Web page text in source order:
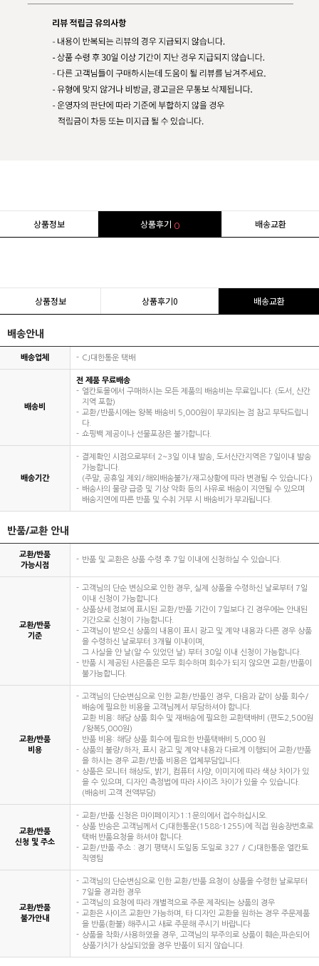
상품정보 상품후기 0 배송교환
상품정보 상품후기0 배송교환
배송안내
배송업체 CJ대한통운 택배
배송비
전 제품 무료배송
엘칸토몰에서 구매하시는 모든 제품의 배송비는 무료입니다. (도서, 산간
지역 포함)
교환/반품시에는 왕복 배송비 5,000원이 부과되는 점 참고 부탁드립니
다.
쇼핑백 제공이나 선물포장은 불가합니다.
배송기간
결제확인 시점으로부터 2~3일 이내 발송, 도서산간지역은 7일이내 발송
가능합니다.
(주말, 공휴일 제외/해외배송불가/재고상황에 따라 변경될 수 있습니다.)
배송사의 물량 급증 및 기상 악화 등의 사유로 배송이 지연될 수 있으며
배송지연에 따른 반품 및 수취 거부 시 배송비가 부과됩니다.
반품/교환 안내
교환/반품
가능시점
반품 및 교환은 상품 수령 후 7일 이내에 신청하실 수 있습니다.
교환/반품
기준
고객님의 단순 변심으로 인한 경우, 실제 상품을 수령하신 날로부터 7일
이내 신청이 가능합니다.
상품상세 정보에 표시된 교환/반품 기간이 7일보다 긴 경우에는 안내된
기간으로 신청이 가능합니다.
고객님이 받으신 상품의 내용이 표시 광고 및 계약 내용과 다른 경우 상품
을 수령하신 날로부터 3개월 이내이며,
그 사실을 안 날(알 수 있었던 날) 부터 30일 이내 신청이 가능합니다.
반품 시 제공된 사은품은 모두 회수하며 회수가 되지 않으면 교환/반품이
불가능합니다.
교환/반품
비용
고객님의 단순변심으로 인한 교환/반품인 경우, 다음과 같이 상품 회수/
배송에 필요한 비용을 고객님께서 부담하셔야 합니다.
교환 비용: 해당 상품 회수 및 재배송에 필요한 교환택배비 (편도2,500원
/왕복5,000원)
반품 비용: 해당 상품 회수에 필요한 반품택배비 5,000 원
상품의 불량/하자, 표시 광고 및 계약 내용과 다르게 이행되어 교환/반품
을 하시는 경우 교환/반품 비용은 업체부담입니다.
상품은 모니터 해상도, 밝기, 컴퓨터 사양, 이미지에 따라 색상 차이가 있
을 수 있으며, 디자인 측정법에 따라 사이즈 차이가 있을 수 있습니다.
(배송비 고객 전액부담)
교환/반품
신청 및 주소
교환/반품 신청은 마이페이지>1:1문의에서 접수하십시오.
상품 반송은 고객님께서 CJ대한통운(1588-1255)에 직접 원송장번호로
택배 반품요청을 하셔야 합니다.
교환/반품 주소 : 경기 평택시 도일동 도일로 327 / CJ대한통운 엘칸토
직영팀
교환/반품
불가안내
고객님의 단순변심으로 인한 교환/반품 요청이 상품을 수령한 날로부터
7일을 경과한 경우
고객님의 요청에 따라 개별적으로 주문 제작되는 상품의 경우
교환은 사이즈 교환만 가능하며, 타 디자인 교환을 원하는 경우 주문제품
을 반품(환불) 해주시고 새로 주문해 주시기 바랍니다
상품을 착화/사용하였을 경우, 고객님의 부주의로 상품이 훼손,파손되어
상품가치가 상실되었을 경우 반품이 되지 않습니다.